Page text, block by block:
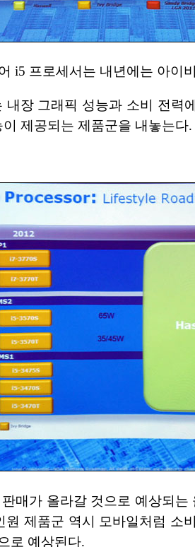
i5 프로세서는 내년에는 아이
장 그래픽 성능과 소비 전
제공되는 제품군을 내놓는다.
매가 올라갈 것으로 예상되
제품군 역시 모바일처럼 소
로 예상된다.